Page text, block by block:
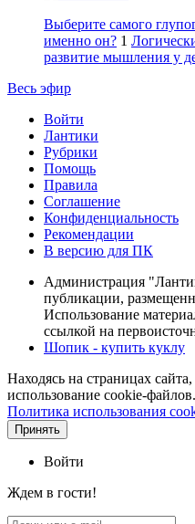
Выберите самого
именно он? 1
развитие мышления у
Весь эфир
Войти
Лантики
Рубрики
Помощь
Правила
Соглашение
Конфиденциальность
Рекомендации
В версию для ПК
Администрация
публикации,
Использование
ссылкой на
Шопик - купить куклу
Находясь на страницах
использование cookie-
Политика использования
Принять
Войти
Ждем в гости!